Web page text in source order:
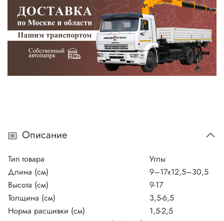
Описание
Тип товара
Углы
Длина (см)
9–17х12,5–30,5
Высота (см)
9-17
Толщина (см)
3,5-6,5
Норма расшивки (см)
1,5-2,5